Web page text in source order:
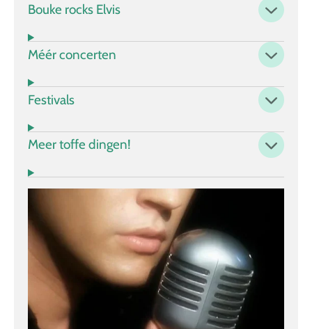
Bouke rocks Elvis
Méér concerten
Festivals
Meer toffe dingen!